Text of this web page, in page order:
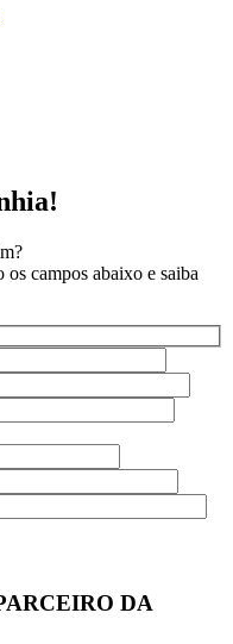
campos abaixo e saiba
DA